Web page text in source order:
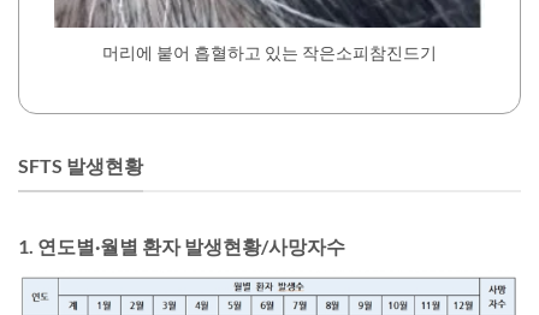
머리에 붙어 흡혈하고 있는 작은소피참진드기
SFTS 발생현황
1. 연도별·월별 환자 발생현황/사망자수